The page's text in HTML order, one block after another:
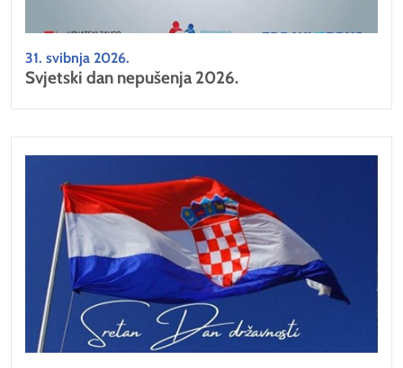
31. svibnja 2026.
Svjetski dan nepušenja 2026.